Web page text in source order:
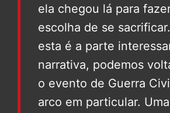
ela chegou lá para
escolha de se
esta é a parte
narrativa, podemos
o evento de Guerra
arco em particular.